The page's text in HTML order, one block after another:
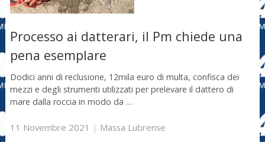
Processo ai datterari, il Pm chiede una
pena esemplare
Dodici anni di reclusione, 12mila euro di multa, confisca dei
mezzi e degli strumenti utilizzati per prelevare il dattero di
mare dalla roccia in modo da …
11 Novembre 2021 | Massa Lubrense